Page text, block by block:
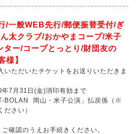
/一般WEB先行/郵便振替受付/ぎ
太クラブ/おかやまコープ/米子
ター/コープとっとり/財団友の
様】
いただいたチケットをお送りいただきま
年7月31日(金)消印有効まで
BOLAN 岡山・米子公演」払戻係（※
ださい）
確認のうえお手続きください。